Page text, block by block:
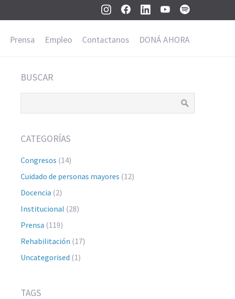
Prensa Empleo Contactanos DONÁ AHORA
BUSCAR
CATEGORÍAS
Congresos (14)
Cuidado de personas mayores (12)
Docencia (2)
Institucional (28)
Prensa (119)
Rehabilitación (17)
Uncategorised (1)
TAGS